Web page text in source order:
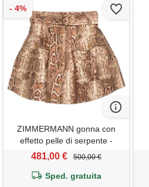
ZIMMERMANN gonna con
effetto pelle di serpente -
marrone
481,00 € 500,00 €
Sped. gratuita